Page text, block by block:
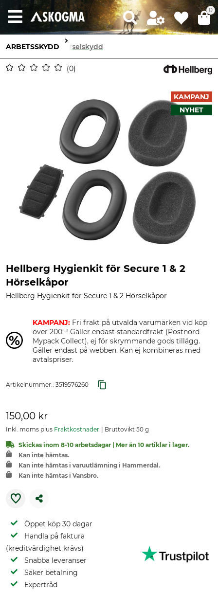
0
ARBETSSKYDD Hörselskydd
0
KAMPANJ
NYHET
Hellberg Hygienkit för Secure 1 & 2
Hörselkåpor
Hellberg Hygienkit för Secure 1 & 2 Hörselkåpor
KAMPANJ: Fri frakt på utvalda varumärken vid köp
över 200:-! Gäller endast standardfrakt (Postnord
Mypack Collect), ej för skrymmande gods tillägg.
Gäller endast på webben. Kan ej kombineras med
avtalspriser.
Artikelnummer.: 3519576260
150,00 kr
Inkl. moms plus Fraktkostnader Bruttovikt 50 g
Skickas inom 8-10 arbetsdagar | Mer än 10 artiklar i lager.
Kan inte hämtas.
Kan inte hämtas i varuutlämning i Hammerdal.
Kan inte hämtas i Vansbro.
Öppet köp 30 dagar
Handla på faktura
(kreditvärdighet krävs)
Snabba leveranser
Säker betalning
Expertråd